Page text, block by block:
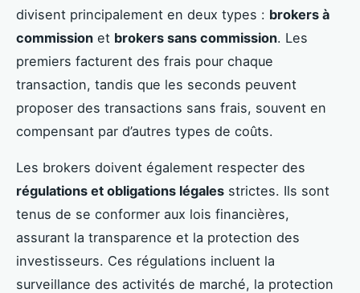
divisent principalement en deux types : brokers à
commission et brokers sans commission. Les
premiers facturent des frais pour chaque
transaction, tandis que les seconds peuvent
proposer des transactions sans frais, souvent en
compensant par d’autres types de coûts.
Les brokers doivent également respecter des
régulations et obligations légales strictes. Ils sont
tenus de se conformer aux lois financières,
assurant la transparence et la protection des
investisseurs. Ces régulations incluent la
surveillance des activités de marché, la protection